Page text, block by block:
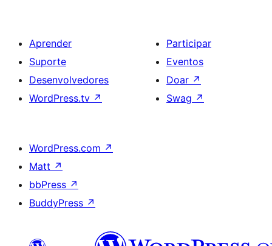
Aprender
Suporte
Desenvolvedores
WordPress.tv ↗
Participar
Eventos
Doar ↗
Swag ↗
WordPress.com ↗
Matt ↗
bbPress ↗
BuddyPress ↗